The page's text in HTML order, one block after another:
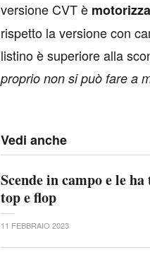
versione CVT è
rispetto la versione con
listino è superiore alla
proprio non si può fare a
Vedi anche
Scende in campo e le
top e flop
11 FEBBRAIO 2023